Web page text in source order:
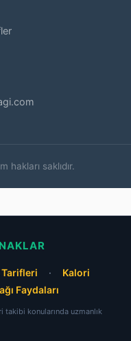
saklıdır.
Tarifleri ·
Kalori
Faydaları
takibi konularında uzmanlık